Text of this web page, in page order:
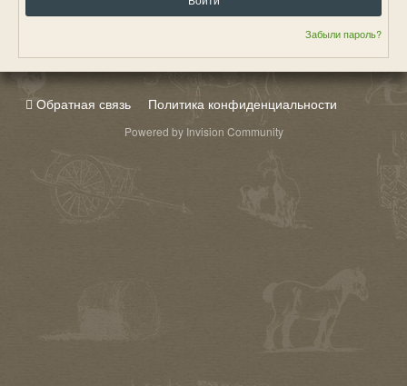
Забыли пароль?
Обратная связь Политика конфиденциальности
Powered by Invision Community